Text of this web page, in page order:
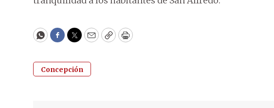
WhatsApp
Facebook
Twitter
EmailCopyPrint
Concepción